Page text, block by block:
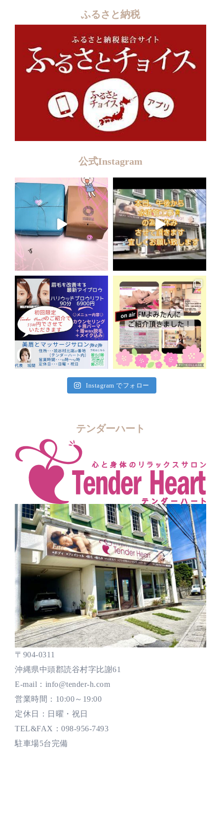
ふるさと納税
公式Instagram
Instagram でフォロー
テンダーハート
〒904-0311
沖縄県中頭郡読谷村字比謝61
E-mail：info@tender-h.com
営業時間：10:00～19:00
定休日：日曜・祝日
TEL&FAX：098-956-7493
駐車場5台完備